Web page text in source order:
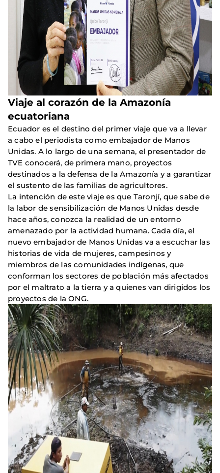
Viaje al corazón de la Amazonía
ecuatoriana
Ecuador es el destino del primer viaje que va a llevar
a cabo el periodista como embajador de Manos
Unidas. A lo largo de una semana, el presentador de
TVE conocerá, de primera mano, proyectos
destinados a la defensa de la Amazonía y a garantizar
el sustento de las familias de agricultores.
La intención de este viaje es que Taronjí, que sabe de
la labor de sensibilización de Manos Unidas desde
hace años, conozca la realidad de un entorno
amenazado por la actividad humana. Cada día, el
nuevo embajador de Manos Unidas va a escuchar las
historias de vida de mujeres, campesinos y
miembros de las comunidades indígenas, que
conforman los sectores de población más afectados
por el maltrato a la tierra y a quienes van dirigidos los
proyectos de la ONG.